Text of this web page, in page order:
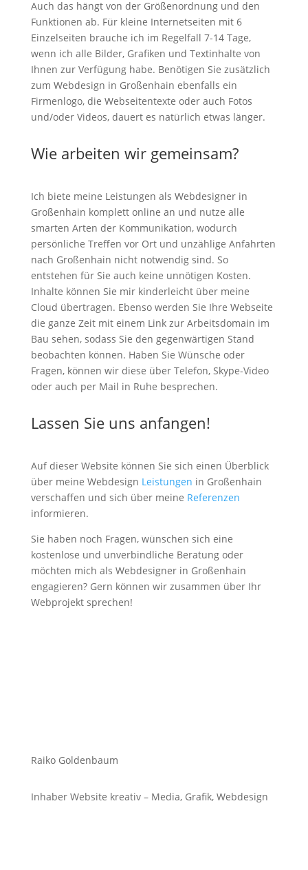
Auch das hängt von der Größenordnung und den
Funktionen ab. Für kleine Internetseiten mit 6
Einzelseiten brauche ich im Regelfall 7-14 Tage,
wenn ich alle Bilder, Grafiken und Textinhalte von
Ihnen zur Verfügung habe. Benötigen Sie zusätzlich
zum Webdesign in Großenhain ebenfalls ein
Firmenlogo, die Webseitentexte oder auch Fotos
und/oder Videos, dauert es natürlich etwas länger.
Wie arbeiten wir gemeinsam?
Ich biete meine Leistungen als Webdesigner in
Großenhain komplett online an und nutze alle
smarten Arten der Kommunikation, wodurch
persönliche Treffen vor Ort und unzählige Anfahrten
nach Großenhain nicht notwendig sind. So
entstehen für Sie auch keine unnötigen Kosten.
Inhalte können Sie mir kinderleicht über meine
Cloud übertragen. Ebenso werden Sie Ihre Webseite
die ganze Zeit mit einem Link zur Arbeitsdomain im
Bau sehen, sodass Sie den gegenwärtigen Stand
beobachten können. Haben Sie Wünsche oder
Fragen, können wir diese über Telefon, Skype-Video
oder auch per Mail in Ruhe besprechen.
Lassen Sie uns anfangen!
Auf dieser Website können Sie sich einen Überblick
über meine Webdesign Leistungen in Großenhain
verschaffen und sich über meine Referenzen
informieren.
Sie haben noch Fragen, wünschen sich eine
kostenlose und unverbindliche Beratung oder
möchten mich als Webdesigner in Großenhain
engagieren? Gern können wir zusammen über Ihr
Webprojekt sprechen!
Raiko Goldenbaum
Inhaber Website kreativ – Media, Grafik, Webdesign